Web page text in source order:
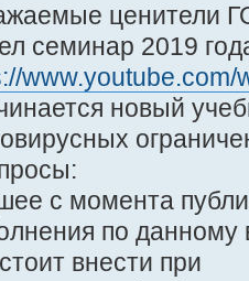
ценители
семинар 2019
новый
с момента
по данному
внести при